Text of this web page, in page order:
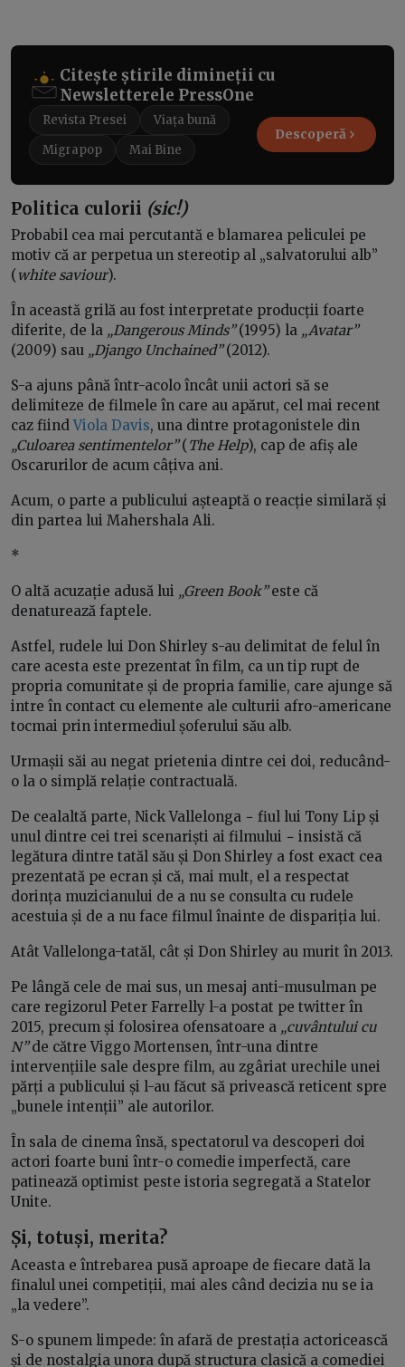
Citește știrile dimineții cu
Newsletterele PressOne
Revista Presei
Viața bună
Migrapop
Mai Bine
Descoperă
Politica culorii (sic!)
Probabil cea mai percutantă e blamarea peliculei pe
motiv că ar perpetua un stereotip al „salvatorului alb”
(white saviour).
În această grilă au fost interpretate producții foarte
diferite, de la „Dangerous Minds”(1995) la „Avatar”
(2009) sau „Django Unchained”(2012).
S-a ajuns până într-acolo încât unii actori să se
delimiteze de filmele în care au apărut, cel mai recent
caz fiindViola Davis, una dintre protagonistele din
„Culoarea sentimentelor”(The Help), cap de afiș ale
Oscarurilor de acum câțiva ani.
Acum, o parte a publicului așteaptă o reacție similară și
din partea lui Mahershala Ali.
*
O altă acuzație adusă lui „Green Book”este că
denaturează faptele.
Astfel, rudele lui Don Shirley s-au delimitat de felul în
care acesta este prezentat în film, ca un tip rupt de
propria comunitate și de propria familie, care ajunge să
intre în contact cu elemente ale culturii afro-americane
tocmai prin intermediul șoferului său alb.
Urmașii săi au negat prietenia dintre cei doi, reducând-
o la o simplă relație contractuală.
De cealaltă parte, Nick Vallelonga − fiul lui Tony Lip și
unul dintre cei trei scenariști ai filmului − insistă că
legătura dintre tatăl său și Don Shirley a fost exact cea
prezentată pe ecran și că, mai mult, el a respectat
dorința muzicianului de a nu se consulta cu rudele
acestuia și de a nu face filmul înainte de dispariția lui.
Atât Vallelonga-tatăl, cât și Don Shirley au murit în 2013.
Pe lângă cele de mai sus, un mesaj anti-musulman pe
care regizorul Peter Farrelly l-a postat pe twitter în
2015, precum și folosirea ofensatoare a „cuvântului cu
N”de către Viggo Mortensen, într-una dintre
intervențiile sale despre film, au zgâriat urechile unei
părți a publicului și l-au făcut să privească reticent spre
„bunele intenții” ale autorilor.
În sala de cinema însă, spectatorul va descoperi doi
actori foarte buni într-o comedie imperfectă, care
patinează optimist peste istoria segregată a Statelor
Unite.
Și, totuși, merita?
Aceasta e întrebarea pusă aproape de fiecare dată la
finalul unei competiții, mai ales când decizia nu se ia
„la vedere”.
S-o spunem limpede: în afară de prestația actoricească
și de nostalgia unora după structura clasică a comediei